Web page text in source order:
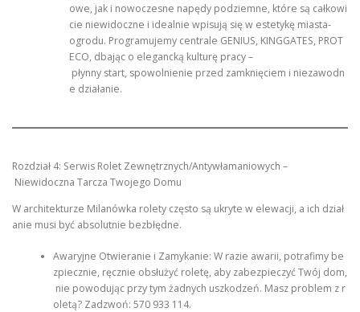
owe, jak i nowoczesne napędy podziemne, które są całkowi
cie niewidoczne i idealnie wpisują się w estetykę miasta-
ogrodu. Programujemy centrale GENIUS, KINGGATES, PROT
ECO, dbając o elegancką kulturę pracy –
płynny start, spowolnienie przed zamknięciem i niezawodn
e działanie.
Rozdział 4: Serwis Rolet Zewnętrznych/Antywłamaniowych –
Niewidoczna Tarcza Twojego Domu
W architekturze Milanówka rolety często są ukryte w elewacji, a ich dział
anie musi być absolutnie bezbłędne.
Awaryjne Otwieranie i Zamykanie: W razie awarii, potrafimy be
zpiecznie, ręcznie obsłużyć roletę, aby zabezpieczyć Twój dom,
nie powodując przy tym żadnych uszkodzeń. Masz problem z r
oletą? Zadzwoń: 570 933 114.